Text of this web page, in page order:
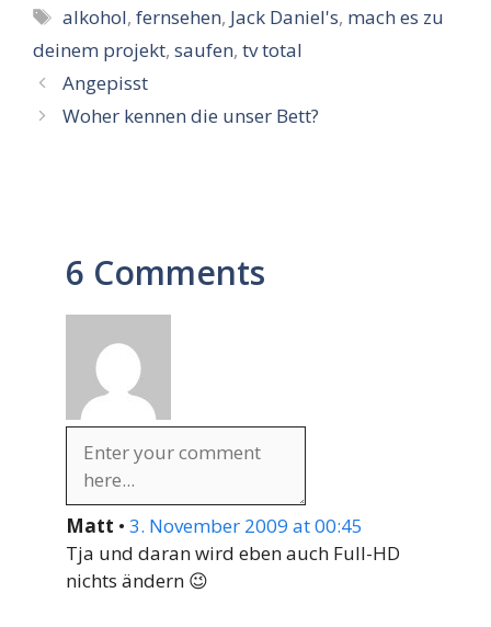
Schlagwörter
alkohol,fernsehen, Jack Daniel's, mach es zu
deinem projekt, saufen, tv total
Angepisst
Woher kennen die unser Bett?
6 Comments
Matt • 3. November 2009 at 00:45
Tja und daran wird eben auch Full-HD
nichts ändern 😉